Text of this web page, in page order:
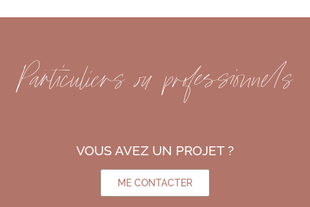
Particuliers ou professionnels
VOUS AVEZ UN PROJET ?
ME CONTACTER